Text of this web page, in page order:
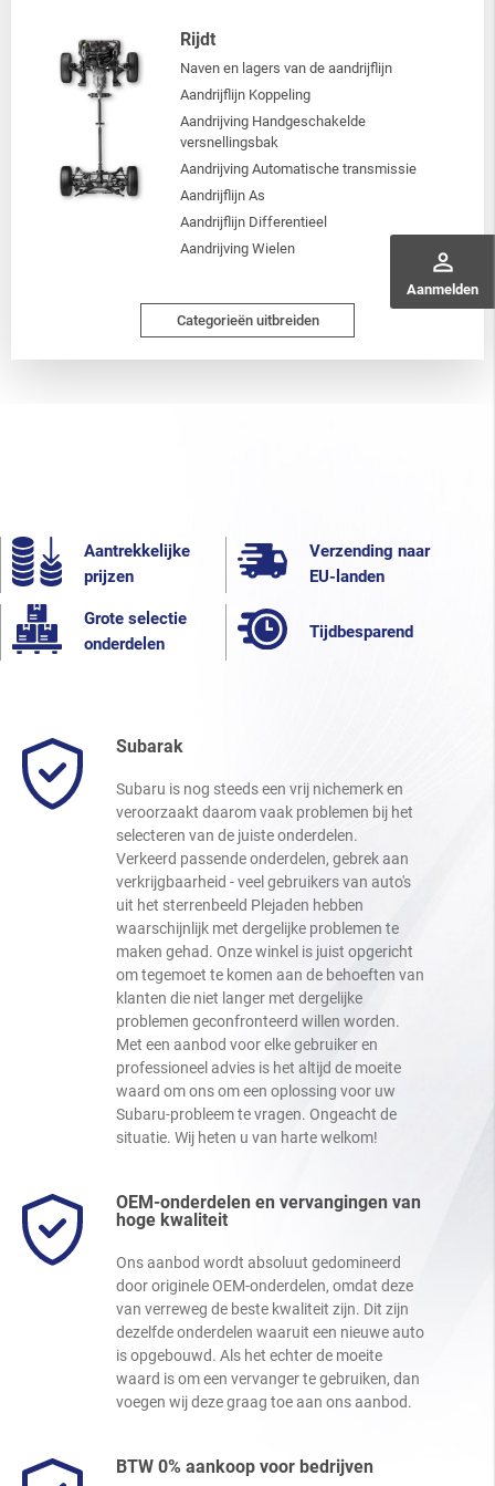
perm_identity
Aanmelden
Rijdt
Naven en lagers van de aandrijflijn
Aandrijflijn Koppeling
Aandrijving Handgeschakelde
versnellingsbak
Aandrijving Automatische transmissie
Aandrijflijn As
Aandrijflijn Differentieel
Aandrijving Wielen
Categorieën uitbreiden
Aantrekkelijke
prijzen
Verzending naar
EU-landen
Grote selectie
onderdelen
Tijdbesparend
Subarak
Subaru is nog steeds een vrij nichemerk en
veroorzaakt daarom vaak problemen bij het
selecteren van de juiste onderdelen.
Verkeerd passende onderdelen, gebrek aan
verkrijgbaarheid - veel gebruikers van auto's
uit het sterrenbeeld Plejaden hebben
waarschijnlijk met dergelijke problemen te
maken gehad. Onze winkel is juist opgericht
om tegemoet te komen aan de behoeften van
klanten die niet langer met dergelijke
problemen geconfronteerd willen worden.
Met een aanbod voor elke gebruiker en
professioneel advies is het altijd de moeite
waard om ons om een oplossing voor uw
Subaru-probleem te vragen. Ongeacht de
situatie. Wij heten u van harte welkom!
OEM-onderdelen en vervangingen van
hoge kwaliteit
Ons aanbod wordt absoluut gedomineerd
door originele OEM-onderdelen, omdat deze
van verreweg de beste kwaliteit zijn. Dit zijn
dezelfde onderdelen waaruit een nieuwe auto
is opgebouwd. Als het echter de moeite
waard is om een vervanger te gebruiken, dan
voegen wij deze graag toe aan ons aanbod.
BTW 0% aankoop voor bedrijven